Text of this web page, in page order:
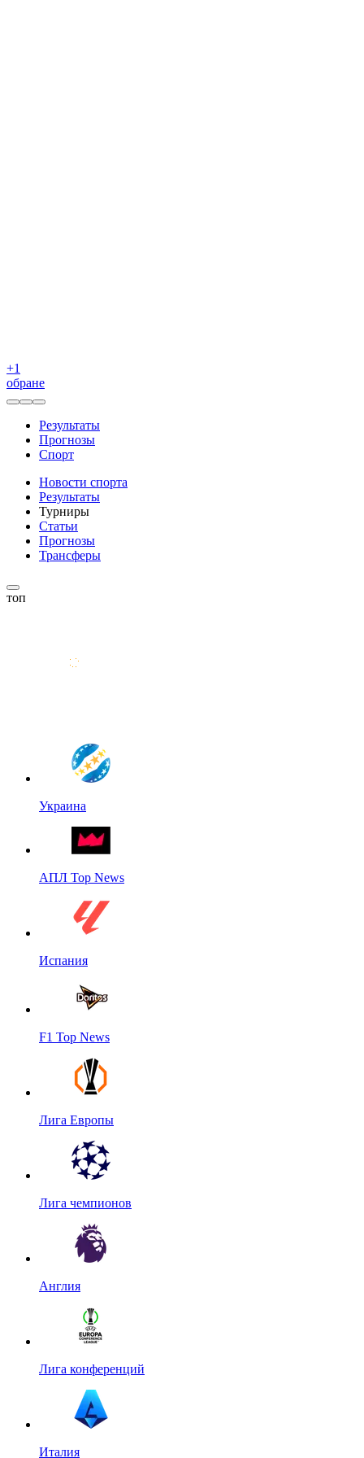
+1
обране
Результаты
Прогнозы
Спорт
Новости спорта
Результаты
Турниры
Статьи
Прогнозы
Трансферы
топ
Украина
АПЛ Top News
Испания
F1 Top News
Лига Европы
Лига чемпионов
Англия
Лига конференций
Италия